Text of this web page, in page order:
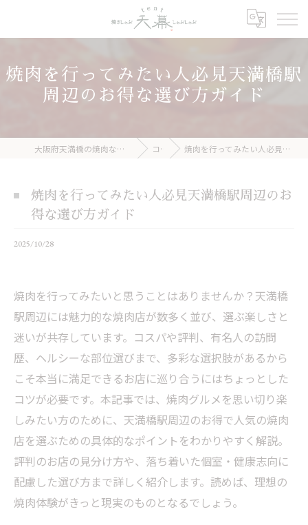
焼肉を行ってみたい人必見天満橋駅
周辺のお得な選び方ガイド
大阪府天満橋の焼肉なら焼きしゃぶ 天幕 しゃぶしゃぶ コラム 焼肉を行ってみたい人必見天満橋駅周辺のお得な選び方ガイド
焼肉を行ってみたい人必見天満橋駅周辺のお
得な選び方ガイド
2025/10/28
焼肉を行ってみたいと思うことはありませんか？天満橋
駅周辺には魅力的な焼肉店が数多く並び、選ぶ楽しさと
迷いが共存しています。コスパや評判、有名人の訪問
歴、ヘルシーな部位選びまで、多彩な選択肢があるから
こそ本当に満足できるお店に巡り合うにはちょっとした
コツが必要です。本記事では、焼肉グルメを思い切り楽
しみたい方のために、天満橋駅周辺のお得で人気の焼肉
店を選ぶための具体的なポイントをわかりやすく解説。
評判のお店の見分け方や、落ち着いた個室・健康志向に
配慮した選び方まで詳しく紹介します。読めば、理想の
焼肉体験がきっと現実のものとなるでしょう。